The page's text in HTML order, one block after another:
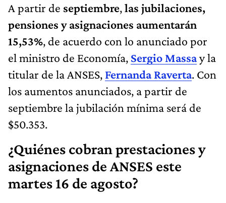
A partir de septiembre,las jubilaciones,
pensiones y asignaciones aumentarán
15,53%, de acuerdo con lo anunciado por
el ministro de Economía, Sergio Massay la
titular de la ANSES, Fernanda Raverta. Con
los aumentos anunciados, a partir de
septiembre la jubilación mínima será de
$50.353.
¿Quiénes cobran prestaciones y
asignaciones de ANSES este
martes 16 de agosto?